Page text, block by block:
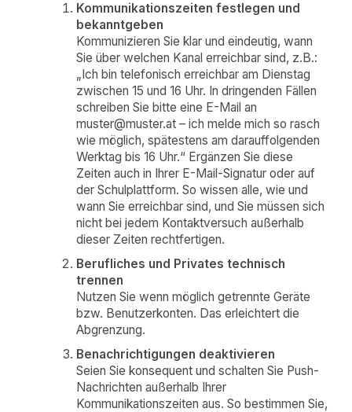
Kommunikationszeiten festlegen und
bekanntgeben
Kommunizieren Sie klar und eindeutig, wann
Sie über welchen Kanal erreichbar sind, z.B.:
„Ich bin telefonisch erreichbar am Dienstag
zwischen 15 und 16 Uhr. In dringenden Fällen
schreiben Sie bitte eine E-Mail an
muster@muster.at – ich melde mich so rasch
wie möglich, spätestens am darauffolgenden
Werktag bis 16 Uhr.“ Ergänzen Sie diese
Zeiten auch in Ihrer E-Mail-Signatur oder auf
der Schulplattform. So wissen alle, wie und
wann Sie erreichbar sind, und Sie müssen sich
nicht bei jedem Kontaktversuch außerhalb
dieser Zeiten rechtfertigen.
Berufliches und Privates technisch
trennen
Nutzen Sie wenn möglich getrennte Geräte
bzw. Benutzerkonten. Das erleichtert die
Abgrenzung.
Benachrichtigungen deaktivieren
Seien Sie konsequent und schalten Sie Push-
Nachrichten außerhalb Ihrer
Kommunikationszeiten aus. So bestimmen Sie,